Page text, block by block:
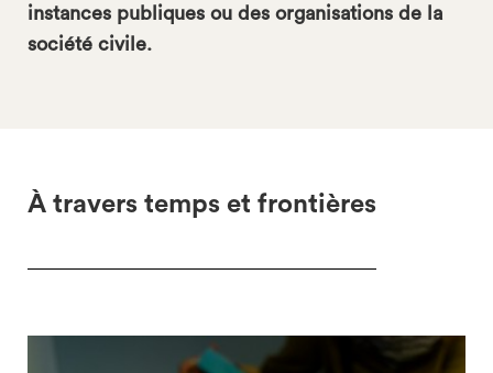
instances publiques ou des organisations de la
société civile.
À travers temps et frontières